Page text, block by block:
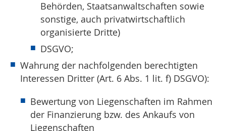
Behörden, Staatsanwaltschaften sowie
sonstige, auch privatwirtschaftlich
organisierte Dritte)
DSGVO;
Wahrung der nachfolgenden berechtigten
Interessen Dritter (Art. 6 Abs. 1 lit. f) DSGVO):
Bewertung von Liegenschaften im Rahmen
der Finanzierung bzw. des Ankaufs von
Liegenschaften